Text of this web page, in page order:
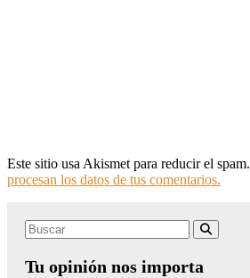
Este sitio usa Akismet para reducir el spam.
procesan los datos de tus comentarios.
Search
Tu opinión nos importa